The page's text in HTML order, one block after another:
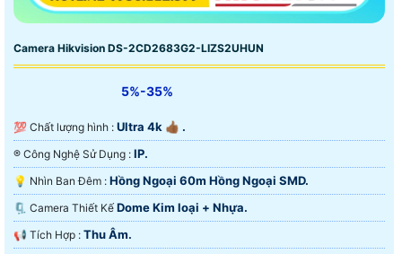
Camera Hikvision DS-2CD2683G2-LIZS2UHUN
5%-35%
💯 Chất lượng hình : Ultra 4k 👍🏾 .
®️ Công Nghệ Sử Dụng : IP.
💡 Nhìn Ban Đêm : Hồng Ngoại 60m Hồng Ngoại SMD.
🗜️ Camera Thiết Kế Dome Kim loại + Nhựa.
️📢 Tích Hợp : Thu Âm.